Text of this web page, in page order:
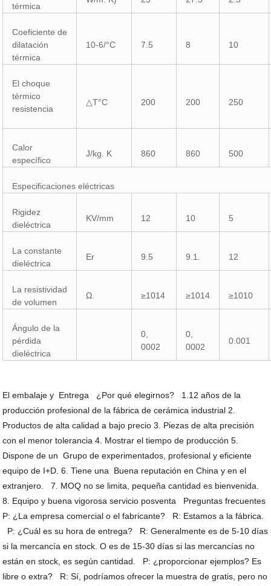
térmica
Coeficiente de
dilatación
térmica
10-6/°C 7.5 8 10
El choque
térmico
resistencia
△T°C 200 200 250
Calor
específico
J/kg. K 860 860 500
Especificaciones eléctricas
Rigidez
dieléctrica
KV/mm 12 10 5
La constante
dieléctrica
Εr 9.5 9.1. 12
La resistividad
de volumen
Ω. ≥1014 ≥1014 ≥1010
Ángulo de la
pérdida
dieléctrica
0,
0002
0,
0002
0.001
El embalaje y Entrega ¿Por qué elegirnos? 1.12 años de la
producción profesional de la fábrica de cerámica industrial 2.
Productos de alta calidad a bajo precio 3. Piezas de alta precisión
con el menor tolerancia 4. Mostrar el tiempo de producción 5.
Dispone de un Grupo de experimentados, profesional y eficiente
equipo de I+D. 6. Tiene una Buena reputación en China y en el
extranjero. 7. MOQ no se limita, pequeña cantidad es bienvenida.
8. Equipo y buena vigorosa servicio posventa Preguntas frecuentes
P: ¿La empresa comercial o el fabricante? R: Estamos a la fábrica.
P: ¿Cuál es su hora de entrega? R: Generalmente es de 5-10 días
si la mercancía en stock. O es de 15-30 días si las mercancías no
están en stock, es según cantidad. P: ¿proporcionar ejemplos? Es
libre o extra? R: Sí, podríamos ofrecer la muestra de gratis, pero no